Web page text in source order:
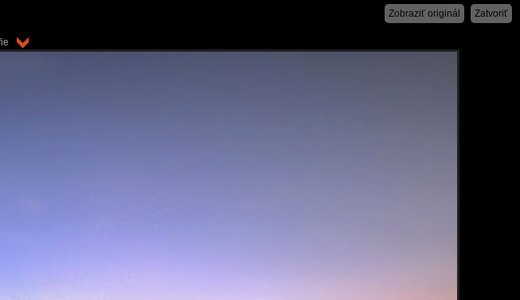
Zatvoriť
Zobraziť originál